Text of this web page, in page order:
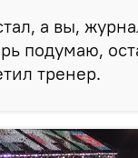
а вы,
подумаю,
тренер.